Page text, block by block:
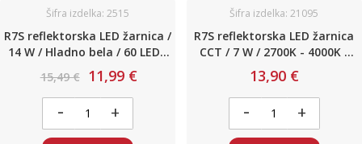
Šifra izdelka: 2515
R7S reflektorska LED žarnica /
14 W / Hladno bela / 60 LED /
189-190mm / 230V
15,49 € 11,99 €
- +
Šifra izdelka: 21095
R7S reflektorska LED žarnica
CCT / 7 W / 2700K - 4000K -
6500K / 118mm / 230V
13,90 €
- +